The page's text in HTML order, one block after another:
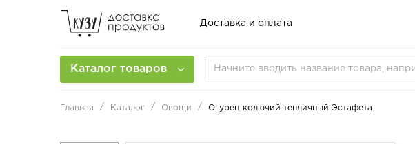
Доставка и оплата
Каталог товаров
Главная Каталог Овощи Огурец колючий тепличный Эстафета